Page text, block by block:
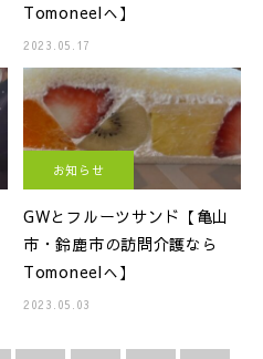
Tomoneelへ】
2023.05.17
お知らせ
GWとフルーツサンド【亀山
市・鈴鹿市の訪問介護なら
Tomoneelへ】
2023.05.03